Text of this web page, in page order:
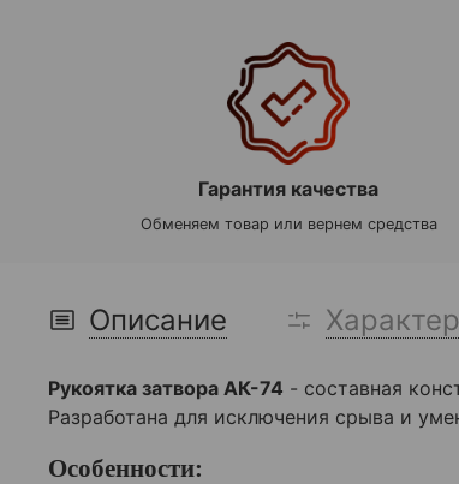
Гарантия качества
Обменяем товар или вернем средства
Описание
Рукоятка затвора АК-74 - составная
Разработана для исключения срыва и
Особенности: